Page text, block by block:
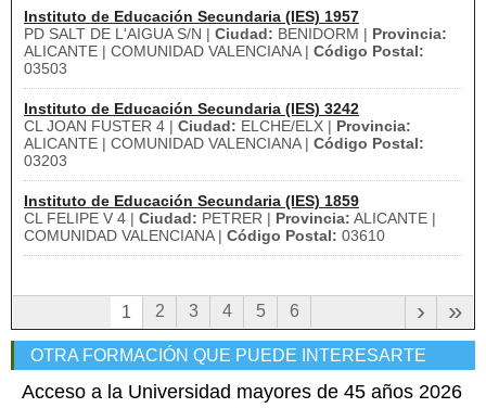
Instituto de Educación Secundaria (IES) 1957
PD SALT DE L'AIGUA S/N | Ciudad: BENIDORM | Provincia:
ALICANTE | COMUNIDAD VALENCIANA | Código Postal:
03503
Instituto de Educación Secundaria (IES) 3242
CL JOAN FUSTER 4 | Ciudad: ELCHE/ELX | Provincia:
ALICANTE | COMUNIDAD VALENCIANA | Código Postal:
03203
Instituto de Educación Secundaria (IES) 1859
CL FELIPE V 4 | Ciudad: PETRER | Provincia: ALICANTE |
COMUNIDAD VALENCIANA | Código Postal: 03610
1 2 3 4 5 6 »
›
OTRA FORMACIÓN QUE PUEDE INTERESARTE
Acceso a la Universidad mayores de 45 años 2026